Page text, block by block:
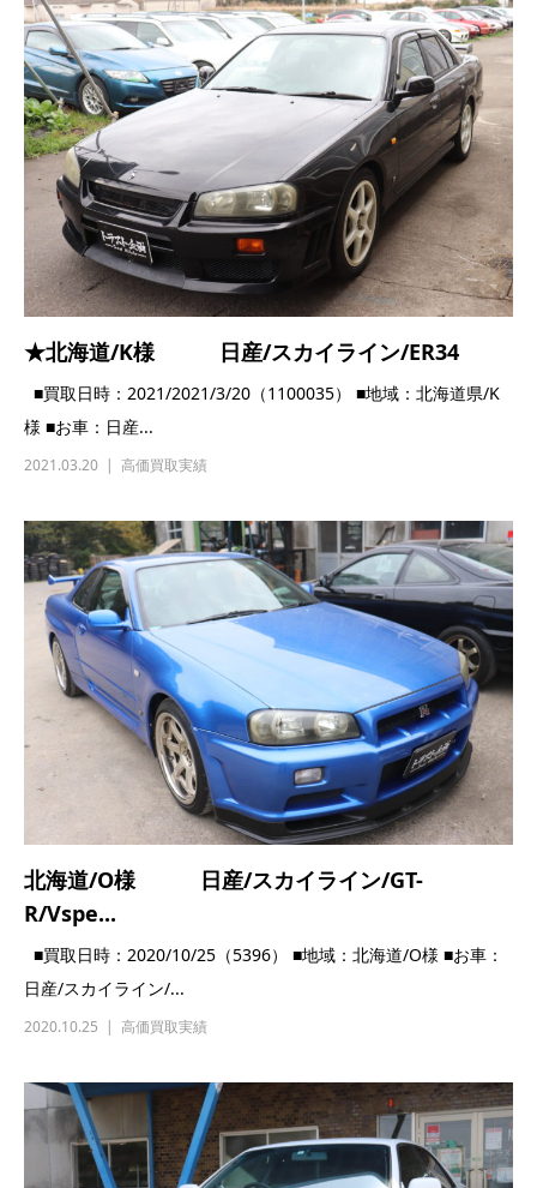
★北海道/K様 日産/スカイライン/ER34
■買取日時：2021/2021/3/20（1100035） ■地域：北海道県/K
様 ■お車：日産...
2021.03.20 高価買取実績
北海道/O様 日産/スカイライン/GT-
R/Vspe...
■買取日時：2020/10/25（5396） ■地域：北海道/O様 ■お車：
日産/スカイライン/...
2020.10.25 高価買取実績